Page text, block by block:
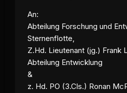
An:
Abteilung Forschung und
Sternenflotte,
Z.Hd. Lieutenant (jg.) Frank
Abteilung Entwicklung
&
z. Hd. PO (3.Cls.) Ronan